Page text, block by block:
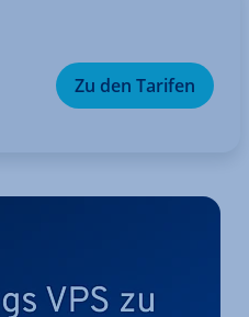
Zu den Tarifen